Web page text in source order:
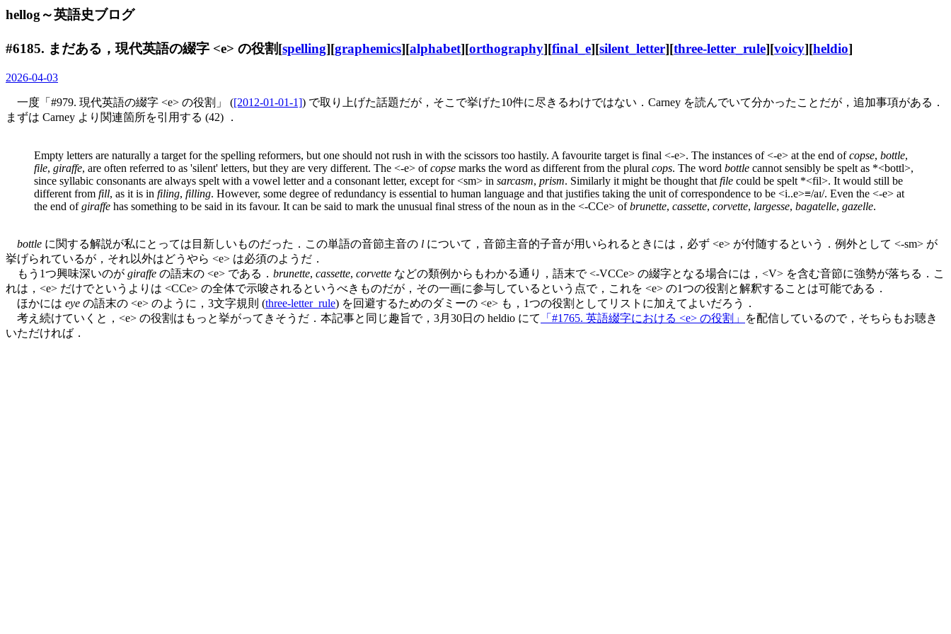
hellog～英語史ブログ
#6185. まだある，現代英語の綴字 <e> の役割[spelling][graphemics][alphabet][orthography][final_e][silent_letter][three-letter_rule][voicy][heldio]
2026-04-03
一度「#979. 現代英語の綴字 <e> の役割」 ([2012-01-01-1]) で取り上げた話題だが，そこで挙げた10件に尽きるわけではない．Carney を読んでいて分かったことだが，追加事項がある．
まずは Carney より関連箇所を引用する (42) ．
Empty letters are naturally a target for the spelling reformers, but one should not rush in with the scissors too hastily. A favourite target is final <-e>. The instances of <-e> at the end ofcopse, bottle,
file, giraffe, are often referred to as 'silent' letters, but they are very different. The <-e> ofcopse marks the word as different from the plural cops. The word bottle cannot sensibly be spelt as *<bottl>,
since syllabic consonants are always spelt with a vowel letter and a consonant letter, except for <sm> in sarcasm, prism. Similarly it might be thought that file could be spelt *<fil>. It would still be
different from fill, as it is in filing, filling. However, some degree of redundancy is essential to human language and that justifies taking the unit of correspondence to be <i..e>≡/aɪ/. Even the <-e> at
the end ofgiraffe has something to be said in its favour. It can be said to mark the unusual final stress of the noun as in the <-CCe> ofbrunette, cassette, corvette, largesse, bagatelle, gazelle.
bottle に関する解説が私にとっては目新しいものだった．この単語の音節主音の l について，音節主音的子音が用いられるときには，必ず <e> が付随するという．例外として <-sm> が
挙げられているが，それ以外はどうやら <e> は必須のようだ．
もう1つ興味深いのが giraffe の語末の <e> である． brunette, cassette, corvette などの類例からもわかる通り，語末で <-VCCe> の綴字となる場合には，<V> を含む音節に強勢が落ちる．こ
れは，<e> だけでというよりは <CCe> の全体で示唆されるというべきものだが，その一画に参与しているという点で，これを <e> の1つの役割と解釈することは可能である．
ほかには eye の語末の <e> のように，3文字規則 (three-letter_rule) を回避するためのダミーの <e> も，1つの役割としてリストに加えてよいだろう．
考え続けていくと，<e> の役割はもっと挙がってきそうだ．本記事と同じ趣旨で，3月30日の heldio にて
「#1765. 英語綴字における <e> の役割」
を配信しているので，そちらもお聴き
いただければ．